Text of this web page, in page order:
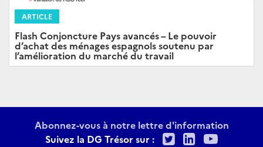
ARTICLE
Flash Conjoncture Pays avancés – Le pouvoir
d’achat des ménages espagnols soutenu par
l’amélioration du marché du travail
Abonnez-vous à notre lettre d'information
Suivez la DG Trésor sur :
TwitterLinkedIn